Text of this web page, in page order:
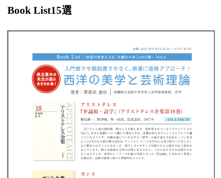
Book List15選